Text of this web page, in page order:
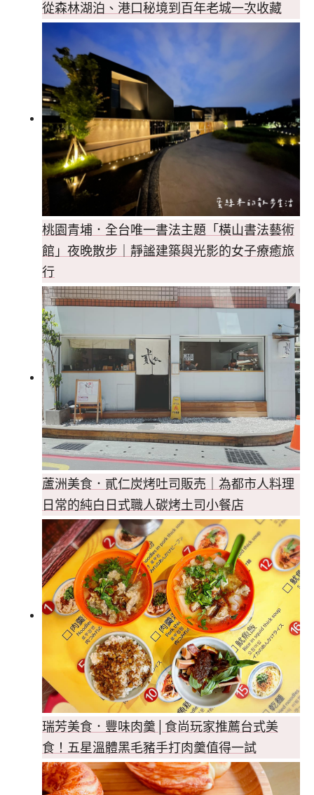
從森林湖泊、港口秘境到百年老城一次收藏
桃園青埔．全台唯一書法主題「橫山書法藝術
館」夜晚散步｜靜謐建築與光影的女子療癒旅
行
蘆洲美食．貳仁炭烤吐司販売｜為都市人料理
日常的純白日式職人碳烤土司小餐店
瑞芳美食．豐味肉羹│食尚玩家推薦台式美
食！五星溫體黑毛豬手打肉羹值得一試